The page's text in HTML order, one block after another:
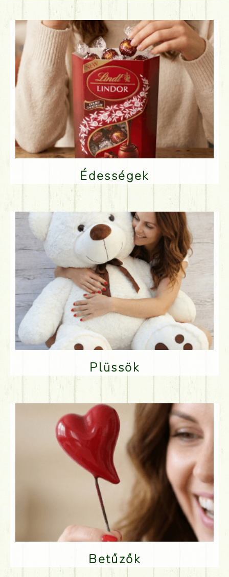
Édességek
Plüssök
Betűzők